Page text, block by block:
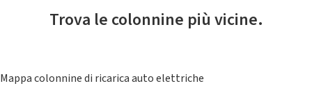
Trova le colonnine più vicine.
Mappa colonnine di ricarica auto elettriche